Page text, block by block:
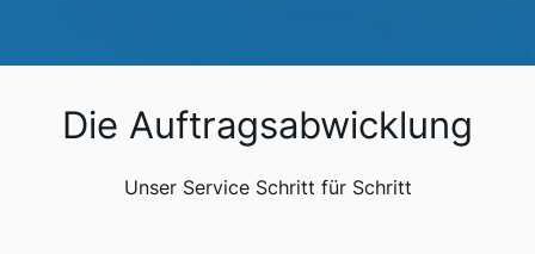
Die Auftragsabwicklung
Unser Service Schritt für Schritt